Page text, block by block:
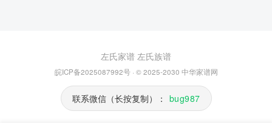
左氏家谱 左氏族谱
皖ICP备2025087992号· © 2025-2030 中华家谱网
联系微信（长按复制）： bug987